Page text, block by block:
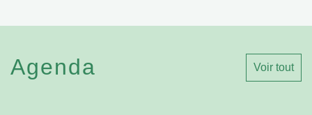
Agenda Voir tout